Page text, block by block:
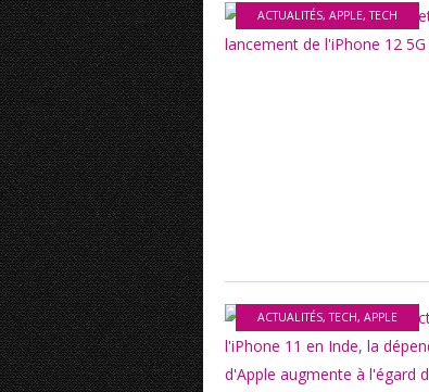
ACTUALITÉS, APPLE,TECH
ACTUALITÉS,TECH, APPLE